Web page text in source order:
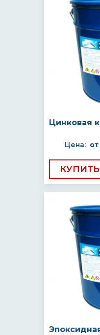
Цинковая
Цена: от
КУПИТЬ